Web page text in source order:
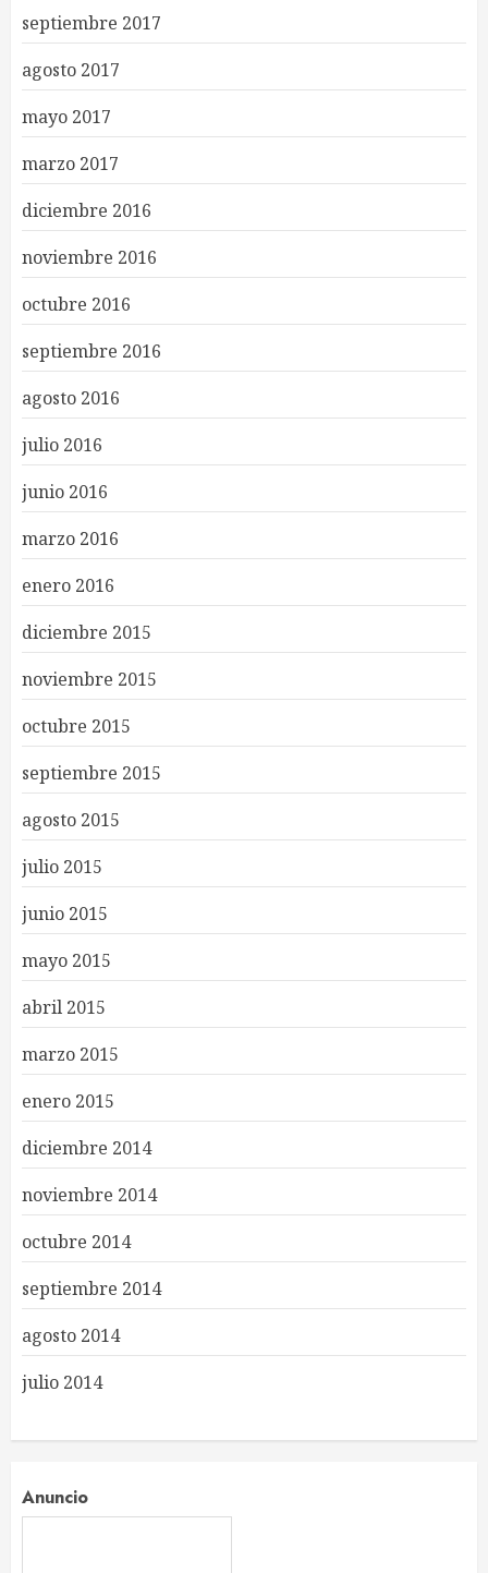
septiembre 2017
agosto 2017
mayo 2017
marzo 2017
diciembre 2016
noviembre 2016
octubre 2016
septiembre 2016
agosto 2016
julio 2016
junio 2016
marzo 2016
enero 2016
diciembre 2015
noviembre 2015
octubre 2015
septiembre 2015
agosto 2015
julio 2015
junio 2015
mayo 2015
abril 2015
marzo 2015
enero 2015
diciembre 2014
noviembre 2014
octubre 2014
septiembre 2014
agosto 2014
julio 2014
Anuncio